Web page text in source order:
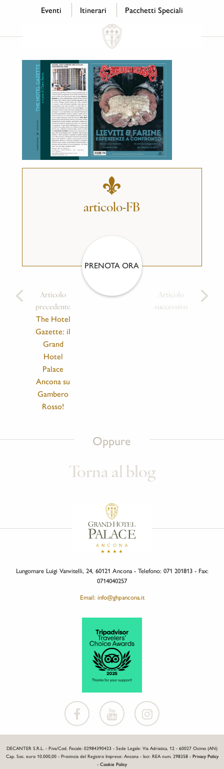
Eventi Itinerari Pacchetti Speciali
articolo-FB
PRENOTA ORA
Articolo
precedente
The Hotel
Gazette: il
Grand
Hotel
Palace
Ancona su
Gambero
Rosso!
Articolo
successivo
Oppure
Torna al blog
Lungomare Luigi Vanvitelli, 24, 60121 Ancona - Telefono: 071 201813 - Fax:
0714040257
Email: info@ghpancona.it
DECANTER S.R.L. - P.iva/Cod. Fiscale: 02984390423 - Sede Legale: Via Adriatica, 12 - 60027 Osimo (AN)
Cap. Soc. euro 10.000,00 - Provincia del Registro Imprese: Ancona - Iscr. REA num. 298358 - Privacy Policy
- Cookie Policy